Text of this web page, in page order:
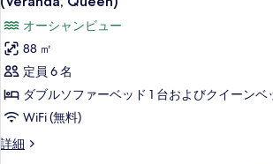
を
表
示
す
る
ン
ト
(ADA)
の
す
べ
ロ
ン
ト
(ADA)
の
詳
オ
ー
シ
ャ
ン
フ
ロ
ッ
ド
2
台
オ
ー
ャ
ン
フ
ー
ト
ベ
ッ
ド
(複
オーシャンビュー
88 ㎡
定員 6 名
ダブルソファーベッド 1 台およびクイーンベ
WiFi (無料)
詳細
ス